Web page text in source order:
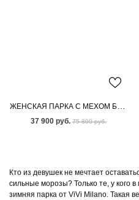
ЖЕНСКАЯ ПАРКА С МЕХОМ БЕНГАЛЬСКОЙ ЛИСЫ
37 900 руб. 75 800 руб.
Кто из девушек не мечтает
сильные морозы? Только те, у кого
зимняя парка от ViVi Milano. Такая